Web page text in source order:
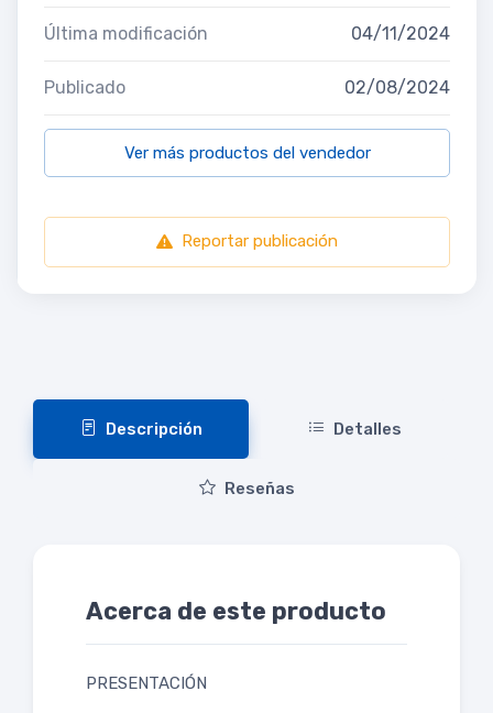
Última modificación 04/11/2024
Publicado 02/08/2024
Ver más productos del vendedor
Reportar publicación
Descripción Detalles
Reseñas
Acerca de este producto
PRESENTACIÓN